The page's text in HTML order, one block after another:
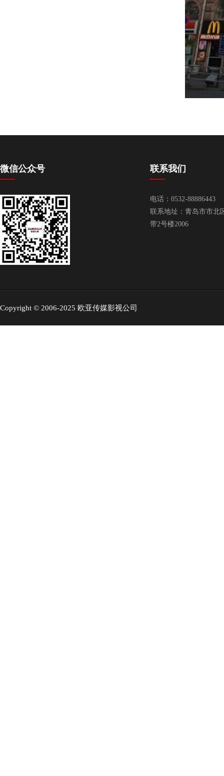
微信公众号 联系我们
电话：0532-88886443
联系地址：青岛市市北
带2号楼2006
Copyright © 2006-2025 欧亚传媒影视公司